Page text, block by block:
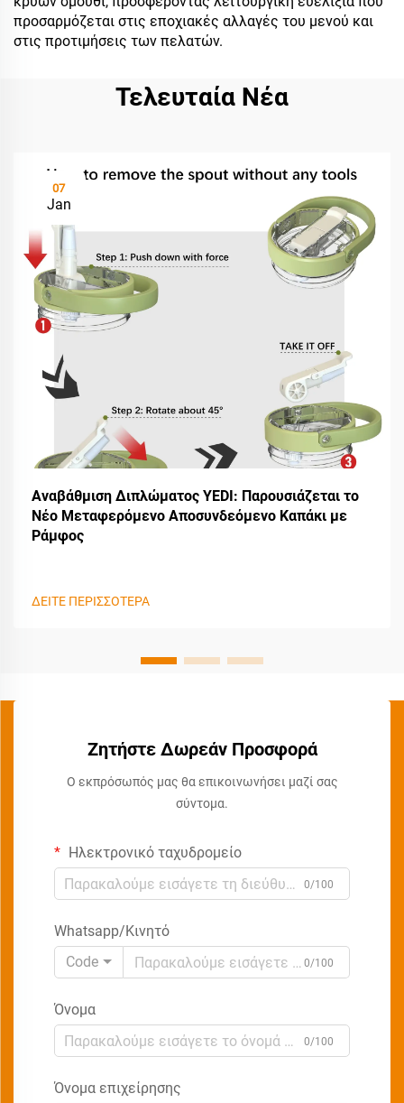
προσαρμόζεται στις εποχιακές αλλαγές του μενού και
στις προτιμήσεις των πελατών.
Τελευταία Νέα
07
Jan
Αναβάθμιση Διπλώματος YEDI: Παρουσιάζεται το
Νέο Μεταφερόμενο Αποσυνδεόμενο Καπάκι με
Ράμφος
ΔΕΙΤΕ ΠΕΡΙΣΣΟΤΕΡΑ
Ζητήστε Δωρεάν Προσφορά
Ο εκπρόσωπός μας θα επικοινωνήσει μαζί σας
σύντομα.
Ηλεκτρονικό ταχυδρομείο
0/100
Whatsapp/Κινητό
Code
0/100
Όνομα
0/100
Όνομα επιχείρησης